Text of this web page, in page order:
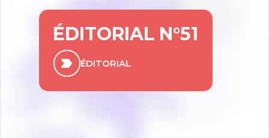
ÉDITORIAL N°51
ÉDITORIAL